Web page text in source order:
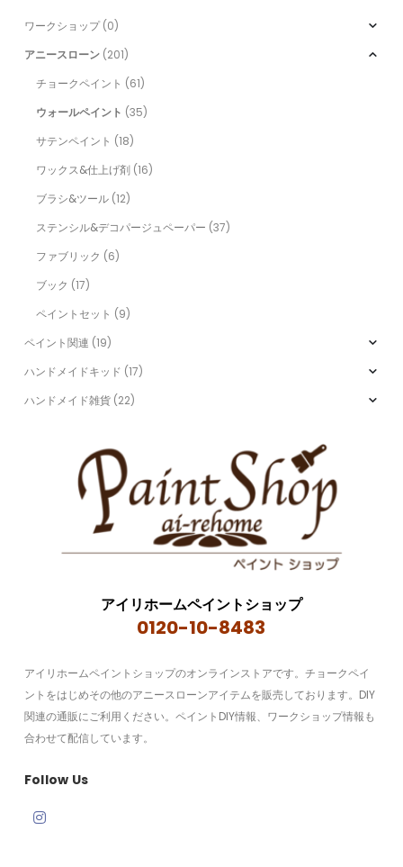
ワークショップ (0)
アニースローン (201)
チョークペイント (61)
ウォールペイント (35)
サテンペイント (18)
ワックス&仕上げ剤 (16)
ブラシ&ツール (12)
ステンシル&デコパージュペーパー (37)
ファブリック (6)
ブック (17)
ペイントセット (9)
ペイント関連 (19)
ハンドメイドキッド (17)
ハンドメイド雑貨 (22)
アイリホームペイントショップ
0120-10-8483
アイリホームペイントショップのオンラインストアです。チョークペイ
ントをはじめその他のアニースローンアイテムを販売しております。DIY
関連の通販にご利用ください。ペイントDIY情報、ワークショップ情報も
合わせて配信しています。
Follow Us